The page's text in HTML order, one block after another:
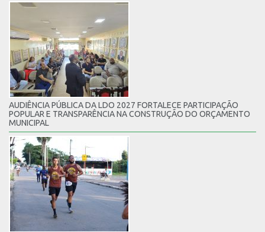
AUDIÊNCIA PÚBLICA DA LDO 2027 FORTALECE PARTICIPAÇÃO
POPULAR E TRANSPARÊNCIA NA CONSTRUÇÃO DO ORÇAMENTO
MUNICIPAL